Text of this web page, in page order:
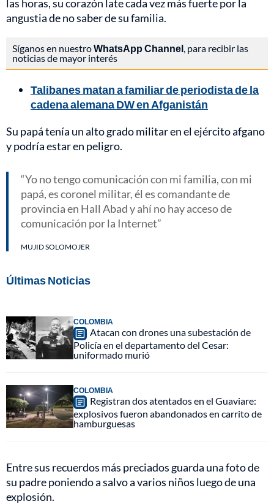
las horas, su corazón late cada vez más fuerte por la
angustia de no saber de su familia.
Síganos en nuestroWhatsApp Channel , para recibir las
noticias de mayor interés
Talibanes matan a familiar de periodista de la
cadena alemana DW en Afganistán
Su papá tenía un alto grado militar en el ejército afgano
y podría estar en peligro.
Yo no tengo comunicación con mi familia, con mi
papá, es coronel militar, él es comandante de
provincia en Hall Abad y ahí no hay acceso de
comunicación por la Internet
MUJID SOLOMOJER
Últimas Noticias
COLOMBIA
Atacan con drones una subestación de
Policía en el departamento del Cesar:
uniformado murió
COLOMBIA
Registran dos atentados en el Guaviare:
explosivos fueron abandonados en carrito de
hamburguesas
Entre sus recuerdos más preciados guarda una foto de
su padre poniendo a salvo a varios niños luego de una
explosión.